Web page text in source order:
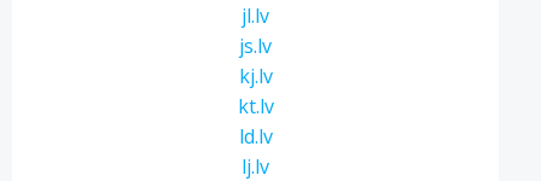
jl.lv
js.lv
kj.lv
kt.lv
ld.lv
lj.lv